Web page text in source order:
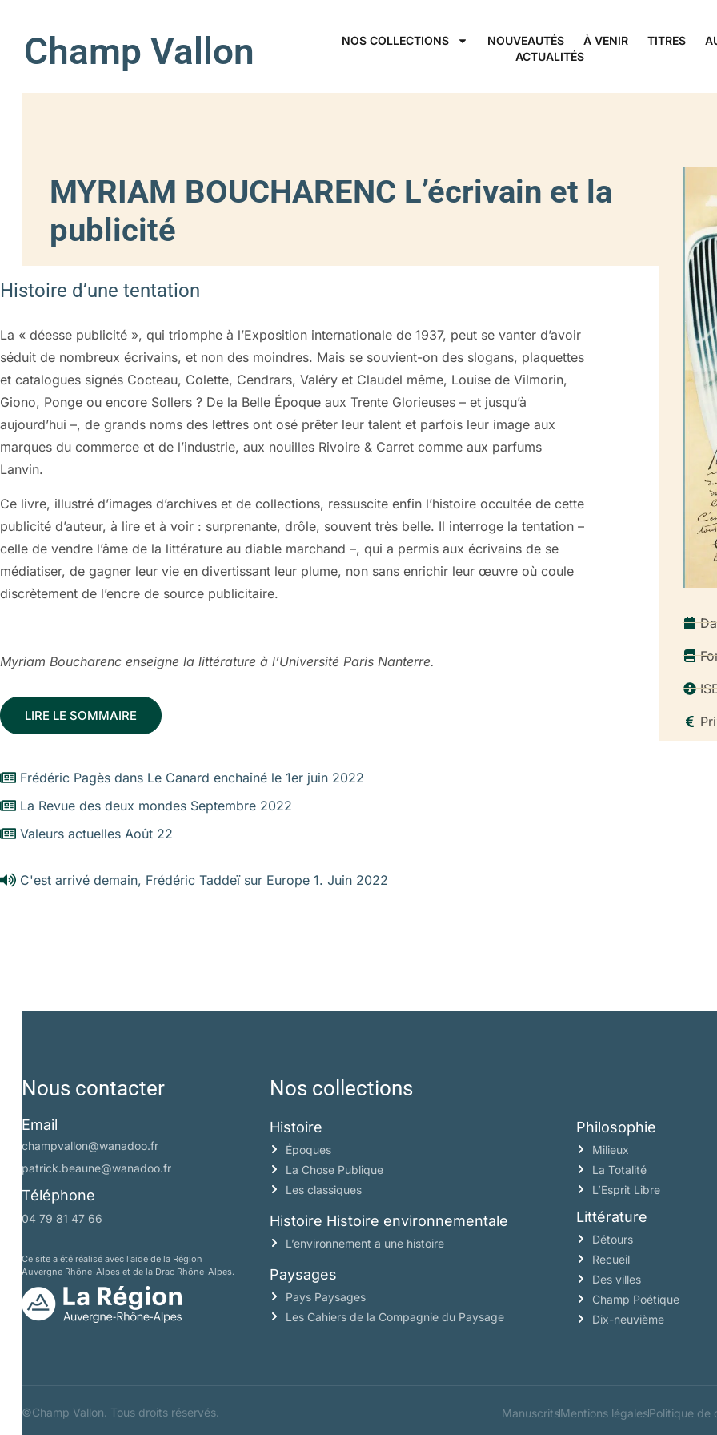
Champ Vallon NOS COLLECTIONS NOUVEAUTÉS À VENIR TITRES
ACTUALITÉS
MYRIAM BOUCHARENC L’écrivain et la
publicité
Histoire d’une tentation
La « déesse publicité », qui triomphe à l’Exposition internationale de 1937, peut se vanter d’avoir
séduit de nombreux écrivains, et non des moindres. Mais se souvient-on des slogans, plaquettes
et catalogues signés Cocteau, Colette, Cendrars, Valéry et Claudel même, Louise de Vilmorin,
Giono, Ponge ou encore Sollers ? De la Belle Époque aux Trente Glorieuses – et jusqu’à
aujourd’hui –, de grands noms des lettres ont osé prêter leur talent et parfois leur image aux
marques du commerce et de l’industrie, aux nouilles Rivoire & Carret comme aux parfums
Lanvin.
Ce livre, illustré d’images d’archives et de collections, ressuscite enfin l’histoire occultée de cette
publicité d’auteur, à lire et à voir : surprenante, drôle, souvent très belle. Il interroge la tentation –
celle de vendre l’âme de la littérature au diable marchand –, qui a permis aux écrivains de se
médiatiser, de gagner leur vie en divertissant leur plume, non sans enrichir leur œuvre où coule
discrètement de l’encre de source publicitaire.
Myriam Boucharenc enseigne la littérature à l’Université Paris Nanterre.
LIRE LE SOMMAIRE
Frédéric Pagès dans Le Canard enchaîné le 1er juin 2022
La Revue des deux mondes Septembre 2022
Valeurs actuelles Août 22
C'est arrivé demain, Frédéric Taddeï sur Europe 1. Juin 2022
Nous contacter
Email
champvallon@wanadoo.fr
patrick.beaune@wanadoo.fr
Téléphone
04 79 81 47 66
Ce site a été réalisé avec l’aide de la Région
Auvergne Rhône-Alpes et de la Drac Rhône-Alpes.
Nos collections
Histoire
Époques
La Chose Publique
Les classiques
Histoire Histoire environnementale
L’environnement a une histoire
Paysages
Pays Paysages
Les Cahiers de la Compagnie du Paysage
Philosophie
Milieux
La Totalité
L’Esprit Libre
Littérature
Détours
Recueil
Des villes
Champ Poétique
Dix-neuvième
©Champ Vallon. Tous droits réservés. ManuscritsMentions légalesPolitique de